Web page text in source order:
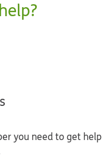
you need to get help